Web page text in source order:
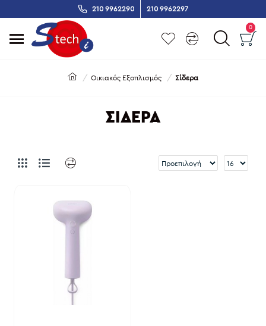
210 9962290 210 9962297
0
Οικιακός Εξοπλισμός Σίδερα
ΣΊΔΕΡΑ